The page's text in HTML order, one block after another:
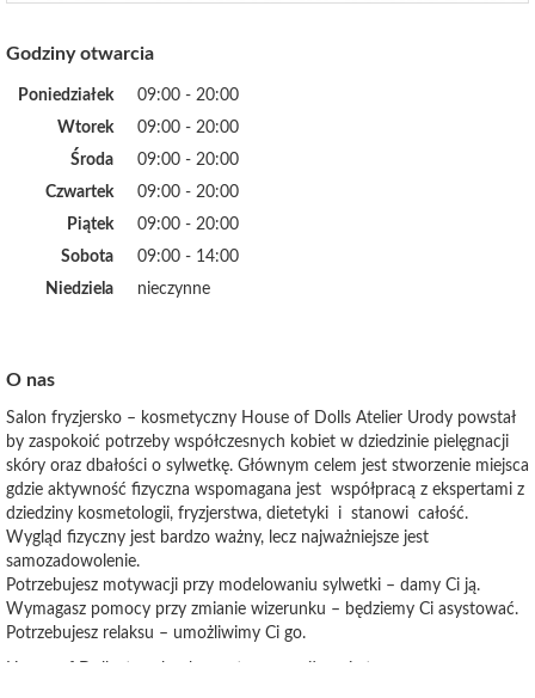
Godziny otwarcia
Poniedziałek
09:00 - 20:00
Wtorek
09:00 - 20:00
Środa
09:00 - 20:00
Czwartek
09:00 - 20:00
Piątek
09:00 - 20:00
Sobota
09:00 - 14:00
Niedziela
nieczynne
O nas
Salon fryzjersko – kosmetyczny House of Dolls Atelier Urody powstał
by zaspokoić potrzeby współczesnych kobiet w dziedzinie pielęgnacji
skóry oraz dbałości o sylwetkę. Głównym celem jest stworzenie miejsca
gdzie aktywność fizyczna wspomagana jest współpracą z ekspertami z
dziedziny kosmetologii, fryzjerstwa, dietetyki i stanowi całość.
Wygląd fizyczny jest bardzo ważny, lecz najważniejsze jest
samozadowolenie.
Potrzebujesz motywacji przy modelowaniu sylwetki – damy Ci ją.
Wymagasz pomocy przy zmianie wizerunku – będziemy Ci asystować.
Potrzebujesz relaksu – umożliwimy Ci go.